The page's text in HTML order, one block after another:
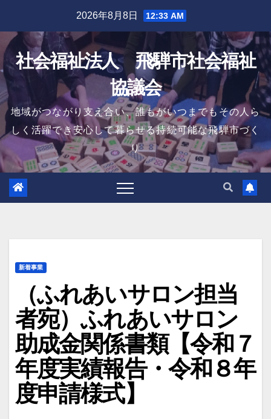
content
2026年8月8日 12:33 AM
社会福祉法人 飛騨市社会福祉
協議会
地域がつながり支え合い、誰もがいつまでもその人ら
しく活躍でき安心して暮らせる持続可能な飛騨市づく
り
新着事業
（ふれあいサロン担当
者宛）ふれあいサロン
助成金関係書類【令和７
年度実績報告・令和８年
度申請様式】